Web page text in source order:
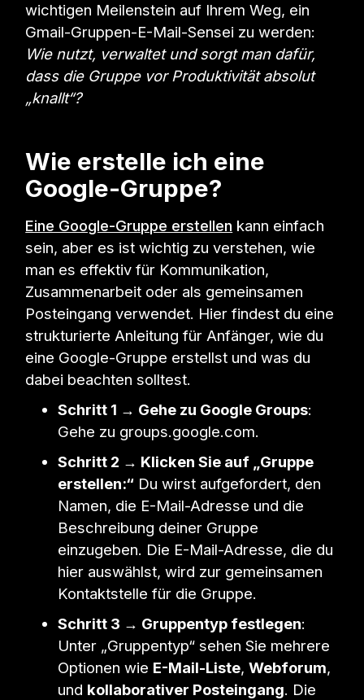
wichtigen Meilenstein auf Ihrem Weg, ein
Gmail-Gruppen-E-Mail-Sensei zu werden:
Wie nutzt, verwaltet und sorgt man dafür,
dass die Gruppe vor Produktivität absolut
„knallt“?
Wie erstelle ich eine
Google-Gruppe?
Eine Google-Gruppe erstellen kann einfach
sein, aber es ist wichtig zu verstehen, wie
man es effektiv für Kommunikation,
Zusammenarbeit oder als gemeinsamen
Posteingang verwendet. Hier findest du eine
strukturierte Anleitung für Anfänger, wie du
eine Google-Gruppe erstellst und was du
dabei beachten solltest.
Schritt 1 → Gehe zu Google Groups:
Gehe zu groups.google.com.
Schritt 2 → Klicken Sie auf „Gruppe
erstellen:“ Du wirst aufgefordert, den
Namen, die E-Mail-Adresse und die
Beschreibung deiner Gruppe
einzugeben. Die E-Mail-Adresse, die du
hier auswählst, wird zur gemeinsamen
Kontaktstelle für die Gruppe.
Schritt 3 → Gruppentyp festlegen:
Unter „Gruppentyp“ sehen Sie mehrere
Optionen wie E-Mail-Liste,Webforum,
und kollaborativer Posteingang. Die